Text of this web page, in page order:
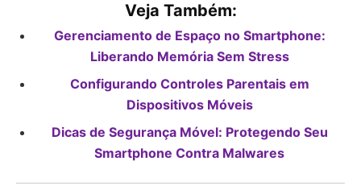
Veja Também:
Gerenciamento de Espaço no Smartphone:
Liberando Memória Sem Stress
Configurando Controles Parentais em
Dispositivos Móveis
Dicas de Segurança Móvel: Protegendo Seu
Smartphone Contra Malwares